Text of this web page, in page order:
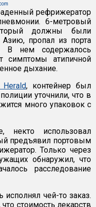
рефрижератор
6-метровый
должны были
пропал из порта
В нем содержалось
симптомы атипичной
дыхание.
, контейнер был
уточнили, что в
много упаковок с
некто использовал
предъявил портовым
Только через
обнаружил, что
расследование
чей-то заказ.
стоимость лекарств